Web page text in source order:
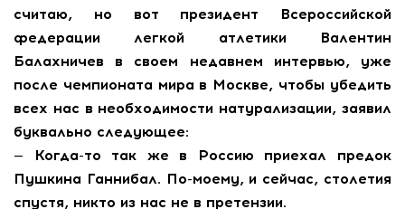
считаю, но вот президент Всероссийской
федерации легкой атлетики Валентин
Балахничев в своем недавнем интервью, уже
после чемпионата мира в Москве, чтобы убедить
всех нас в необходимости натурализации, заявил
буквально следующее:
— Когда-то так же в Россию приехал предок
Пушкина Ганнибал. По-моему, и сейчас, столетия
спустя, никто из нас не в претензии.